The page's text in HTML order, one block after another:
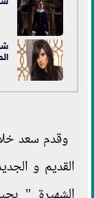
وقدم سعد
القديم و